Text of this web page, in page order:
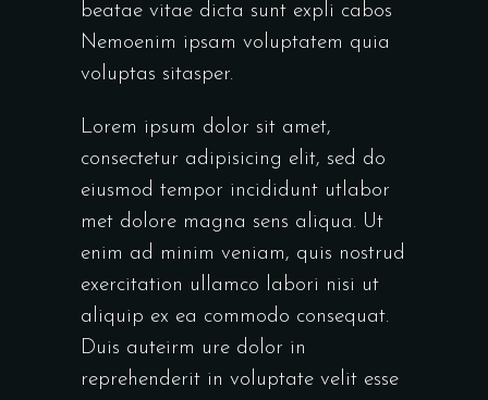
beatae vitae dicta sunt expli cabos
Nemoenim ipsam voluptatem quia
voluptas sitasper.
Lorem ipsum dolor sit amet,
consectetur adipisicing elit, sed do
eiusmod tempor incididunt utlabor
met dolore magna sens aliqua. Ut
enim ad minim veniam, quis nostrud
exercitation ullamco labori nisi ut
aliquip ex ea commodo consequat.
Duis auteirm ure dolor in
reprehenderit in voluptate velit esse